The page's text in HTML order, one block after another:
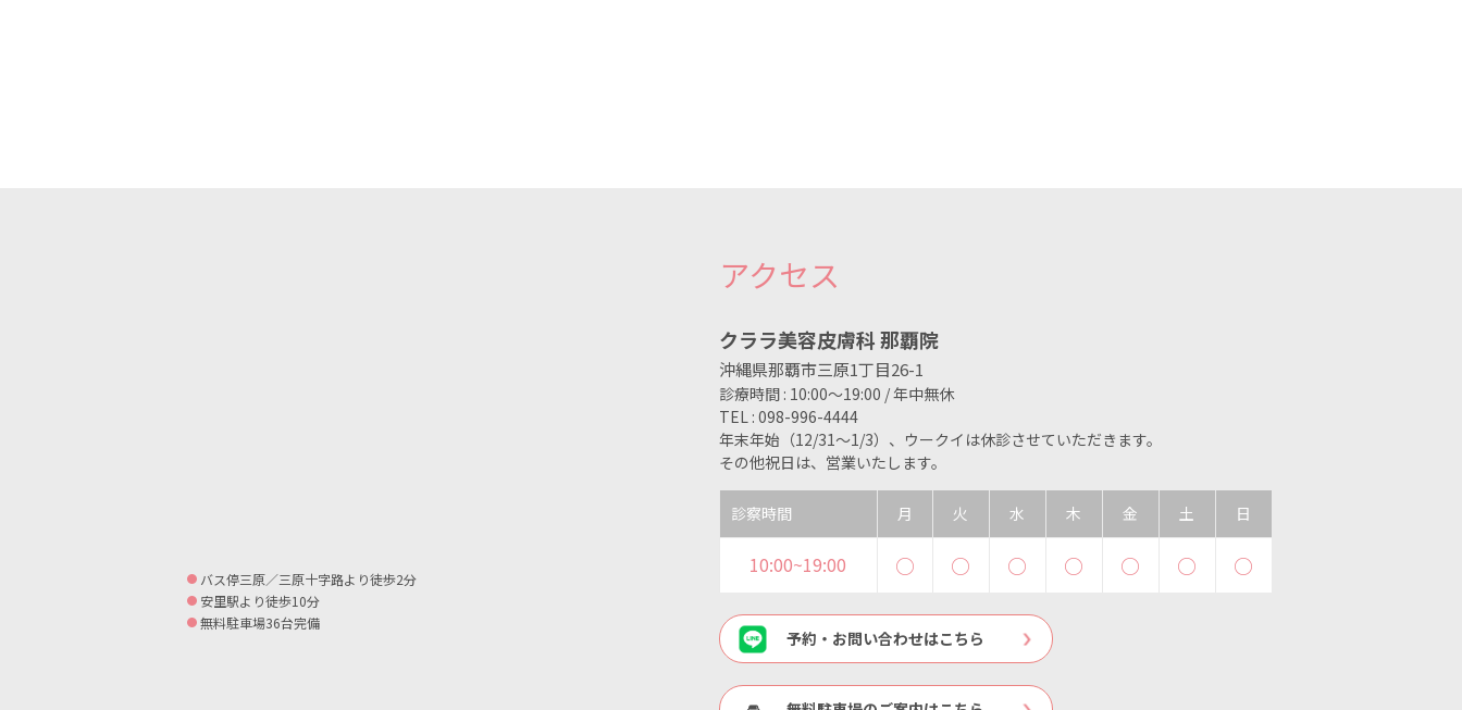
バス停三原／三原十字路より徒歩2分
安里駅より徒歩10分
無料駐車場36台完備
アクセス
クララ美容皮膚科 那覇院
沖縄県那覇市三原1丁目26-1
診療時間 : 10:00～19:00 / 年中無休
TEL : 098-996-4444
年末年始（12/31〜1/3）、ウークイは休診させていただきます。
その他祝日は、営業いたします。
診察時間 月 火 水 木 金 土 日
10:00~19:00 ○ ○ ○ ○ ○ ○ ○
予約・お問い合わせはこちら